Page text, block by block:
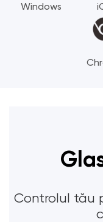
Windows
Controlul tău